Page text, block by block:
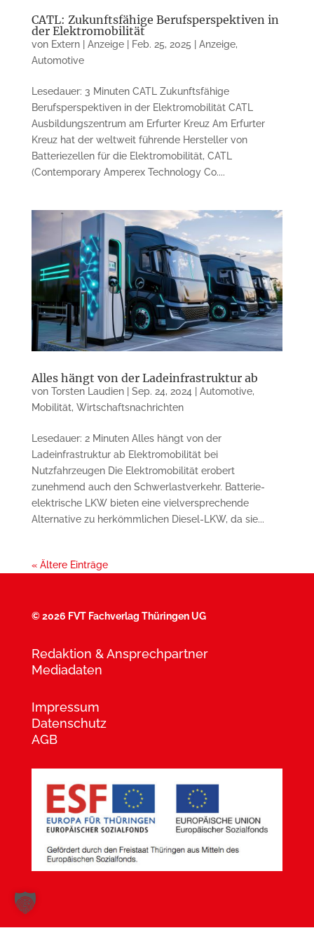
CATL: Zukunftsfähige Berufsperspektiven in
der Elektromobilität
von Extern | Anzeige| Feb. 25, 2025 Anzeige,
Automotive
Lesedauer: 3 Minuten CATL Zukunftsfähige
Berufsperspektiven in der Elektromobilität CATL
Ausbildungszentrum am Erfurter Kreuz Am Erfurter
Kreuz hat der weltweit führende Hersteller von
Batteriezellen für die Elektromobilität, CATL
(Contemporary Amperex Technology Co....
Alles hängt von der Ladeinfrastruktur ab
von Torsten Laudien| Sep. 24, 2024 Automotive,
Mobilität, Wirtschaftsnachrichten
Lesedauer: 2 Minuten Alles hängt von der
Ladeinfrastruktur ab Elektromobilität bei
Nutzfahrzeugen Die Elektromobilität erobert
zunehmend auch den Schwerlastverkehr. Batterie-
elektrische LKW bieten eine vielversprechende
Alternative zu herkömmlichen Diesel-LKW, da sie...
« Ältere Einträge
©2026 FVT Fachverlag Thüringen UG
Redaktion & Ansprechpartner
Mediadaten
Impressum
Datenschutz
AGB